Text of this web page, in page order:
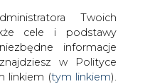
Twoich
cele i podstawy
informacje
w Polityce
linkiem (tym linkiem).
skomentuj
udostępnij: